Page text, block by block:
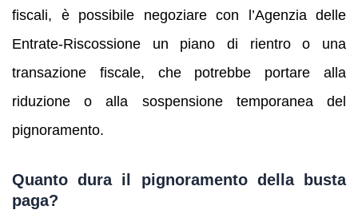
fiscali, è possibile negoziare con l’Agenzia delle
Entrate-Riscossione un piano di rientro o una
transazione fiscale, che potrebbe portare alla
riduzione o alla sospensione temporanea del
pignoramento.
Quanto dura il pignoramento della busta
paga?